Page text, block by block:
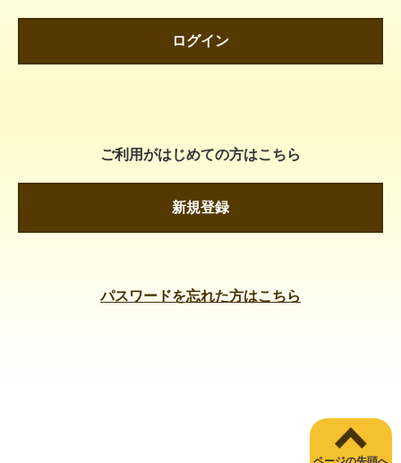
ログイン
ご利用がはじめての方はこちら
新規登録
パスワードを忘れた方はこちら